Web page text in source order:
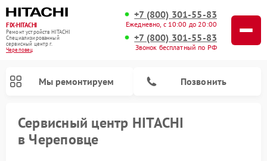
FIX-HITACHI
Ремонт устройств HITACHI
Специализированный
cервисный центр г.
Череповец
+7 (800) 301-55-83
Ежедневно, с 10:00 до 20:00
+7 (800) 301-55-83
Звонок бесплатный по РФ
Мы ремонтируем Позвонить
Сервисный центр HITACHI
в Череповце